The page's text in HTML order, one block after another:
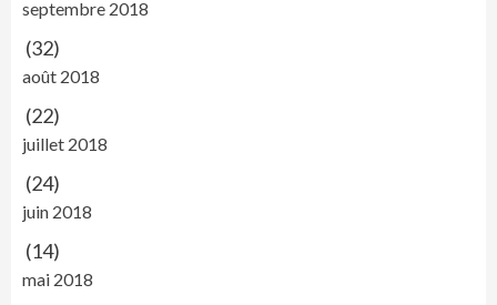
septembre 2018
(32)
août 2018
(22)
juillet 2018
(24)
juin 2018
(14)
mai 2018